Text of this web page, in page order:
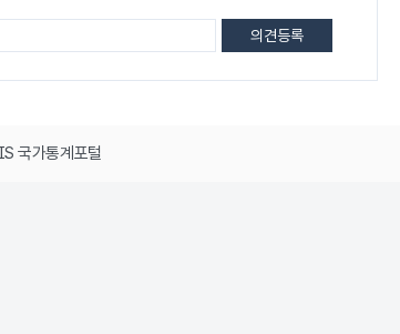
국가통계포털